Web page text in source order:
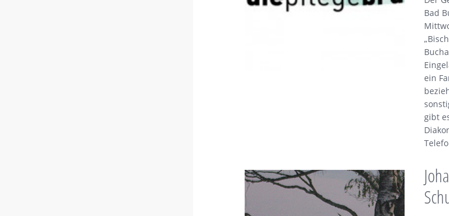
Bad
ein
gibt